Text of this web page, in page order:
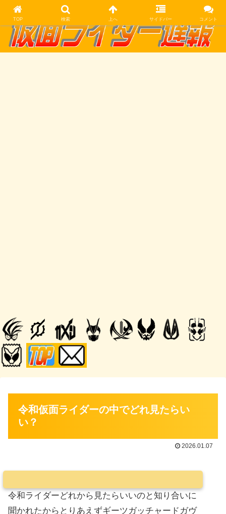
令和仮面ライダーの中でどれ見たらい
い？
2026.01.07
令和ライダーどれから見たらいいのと知り合いに
聞かれたからとりあえずギーツガッチャードガヴ
TOP 検索 上へ サイドバー コメント